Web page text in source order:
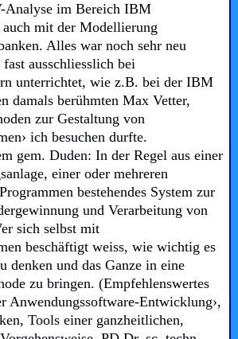
Analyse im Bereich IBM
auch mit der Modellierung
Alles war noch sehr neu
ausschliesslich bei
unterrichtet, wie z.B. bei der IBM
damals berühmten Max Vetter,
zur Gestaltung von
ich besuchen durfte.
gem. Duden: In der Regel aus einer
einer oder mehreren
bestehendes System zur
und Verarbeitung von
sich selbst mit
beschäftigt weiss, wie wichtig es
denken und das Ganze in eine
zu bringen. (Empfehlenswertes
Anwendungssoftware-Entwicklung›,
Tools einer ganzheitlichen,